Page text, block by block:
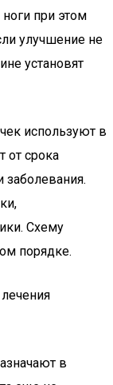
при этом
улучшение не
установят
используют в
от срока
Схему
порядке.
в